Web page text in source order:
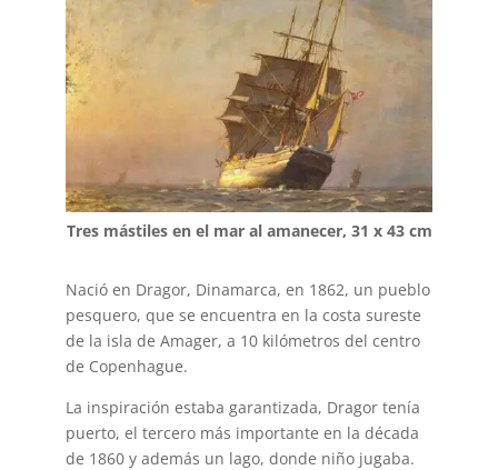
Tres mástiles en el mar al amanecer, 31 x 43 cm
Nació en Dragor, Dinamarca, en 1862, un pueblo
pesquero, que se encuentra en la costa sureste
de la isla de Amager, a 10 kilómetros del centro
de Copenhague.
La inspiración estaba garantizada, Dragor tenía
puerto, el tercero más importante en la década
de 1860 y además un lago, donde niño jugaba.